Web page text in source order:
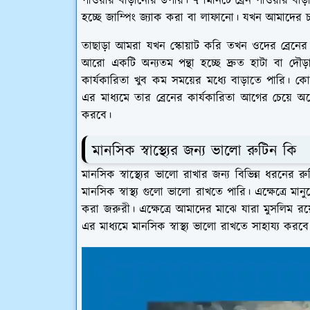
হচ্ছে জাম্পিং জ্যাক করা বা লাফানো। যখন আমাদের
তাছাড়া আমরা যখন স্কোয়াট করি তখন ওদের ব্রেনের
আরো একটি অন্যতম পন্থা হচ্ছে দ্রুত হাটা বা
কার্যকারিতা খুব কম সময়ের মধ্যে বাড়াতে পারি।
এর মাধ্যমে তার ব্রেনের কার্যকারিতা আগের
করবে।
মানসিক স্বাস্থ্যের জন্য ভালো রুটিন কি
মানসিক স্বাস্থ্যের ভালো রাখার জন্য বিভিন্ন
মানসিক স্বাস্থ্য গুলো ভালো রাখতে পারি। এক্ষেত্রে
করা জরুরী। এক্ষেত্রে আমাদের মাঝে যারা মুসলিম
এর মাধ্যমে মানসিক স্বাস্থ্য ভালো রাখতে সাহায্য